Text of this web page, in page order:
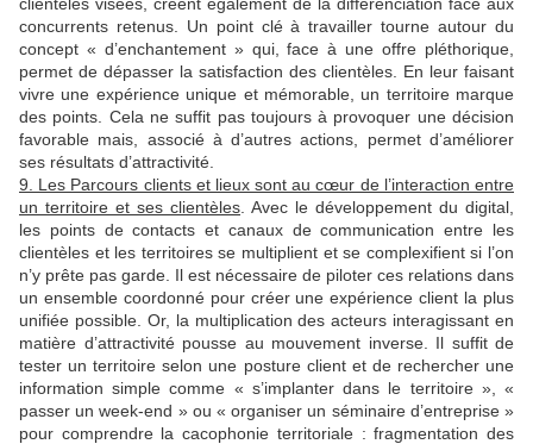
concurrents retenus. Un point clé à travailler tourne autour du
concept « d’enchantement » qui, face à une offre pléthorique,
permet de dépasser la satisfaction des clientèles. En leur faisant
vivre une expérience unique et mémorable, un territoire marque
des points. Cela ne suffit pas toujours à provoquer une décision
favorable mais, associé à d’autres actions, permet d’améliorer
ses résultats d’attractivité.
9. Les Parcours clients et lieux sont au cœur de l’interaction entre
un territoire et ses clientèles . Avec le développement du digital,
les points de contacts et canaux de communication entre les
clientèles et les territoires se multiplient et se complexifient si l’on
n’y prête pas garde. Il est nécessaire de piloter ces relations dans
un ensemble coordonné pour créer une expérience client la plus
unifiée possible. Or, la multiplication des acteurs interagissant en
matière d’attractivité pousse au mouvement inverse. Il suffit de
tester un territoire selon une posture client et de rechercher une
information simple comme « s’implanter dans le territoire », «
passer un week-end » ou « organiser un séminaire d’entreprise »
pour comprendre la cacophonie territoriale : fragmentation des